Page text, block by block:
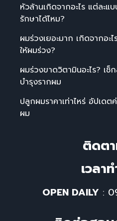
หัวล้านเกิดจากอะไร แต่ละแ
รักษาได้ไหม?
ผมร่วงเยอะมาก เกิดจากอะ
ให้ผมร่วง?
ผมร่วงขาดวิตามินอะไร? เ
บำรุงรากผม
ปลูกผมราคาเท่าไหร่ อัปเด
ผม
ติดตา
เวลา
OPEN DAILY :